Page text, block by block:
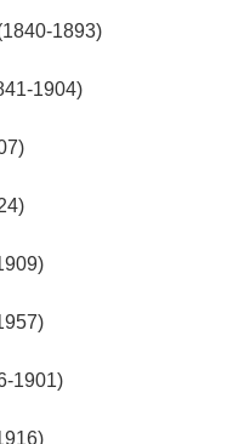
1893)
1904)
1901)